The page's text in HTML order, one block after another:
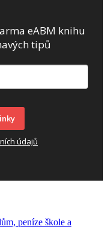
eABM knihu
tipů
údajů
peníze škole a